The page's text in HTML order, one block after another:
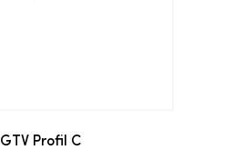
GTV Profil C